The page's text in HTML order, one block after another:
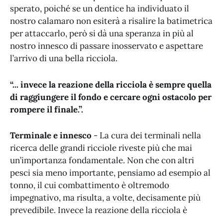
sperato, poiché se un dentice ha individuato il
nostro calamaro non esiterà a risalire la batimetrica
per attaccarlo, però si dà una speranza in più al
nostro innesco di passare inosservato e aspettare
l’arrivo di una bella ricciola.
“... invece la reazione della ricciola è sempre quella
di raggiungere il fondo e cercare ogni ostacolo per
rompere il finale.”.
Terminale e innesco - La cura dei terminali nella
ricerca delle grandi ricciole riveste più che mai
un’importanza fondamentale. Non che con altri
pesci sia meno importante, pensiamo ad esempio al
tonno, il cui combattimento è oltremodo
impegnativo, ma risulta, a volte, decisamente più
prevedibile. Invece la reazione della ricciola è